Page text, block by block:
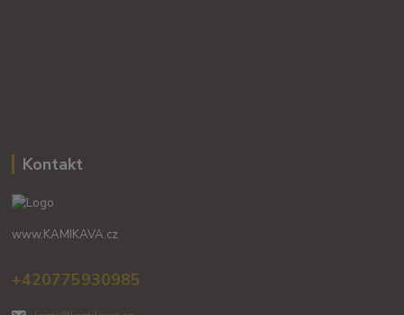
Kontakt
www.KAMIKAVA.cz
+420775930985